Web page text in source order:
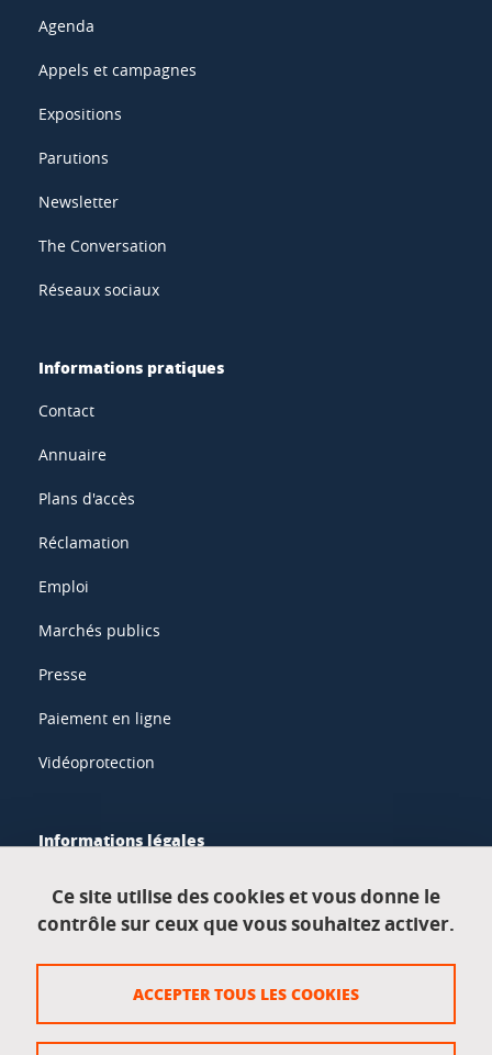
Agenda
Appels et campagnes
Expositions
Parutions
Newsletter
The Conversation
Réseaux sociaux
Informations pratiques
Contact
Annuaire
Plans d'accès
Réclamation
Emploi
Marchés publics
Presse
Paiement en ligne
Vidéoprotection
Informations légales
Données personnelles
Crédits
Ce site utilise des cookies et vous donne le
contrôle sur ceux que vous souhaitez activer.
ACCEPTER TOUS LES COOKIES